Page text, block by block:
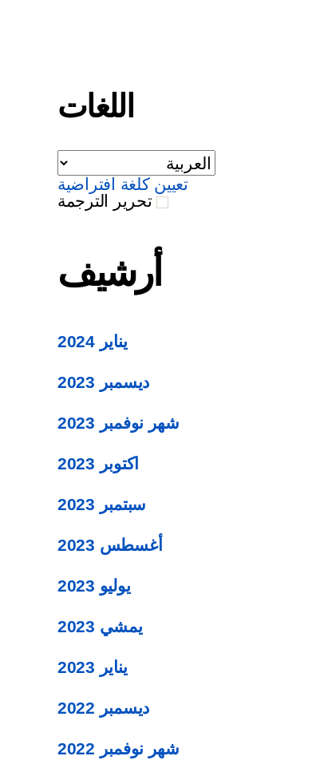
اللغات
تعيين كلغة افتراضية
تحرير الترجمة
أرشيف
يناير 2024
ديسمبر 2023
شهر نوفمبر 2023
اكتوبر 2023
سبتمبر 2023
أغسطس 2023
يوليو 2023
يمشي 2023
يناير 2023
ديسمبر 2022
شهر نوفمبر 2022